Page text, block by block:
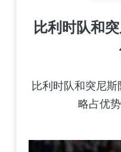
比利时队和
比利时队和突尼
略占优势